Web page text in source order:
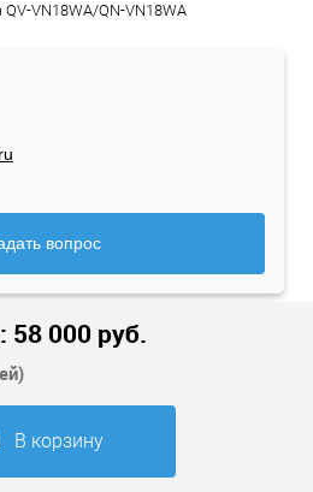
VN18WA/QN-VN18WA
вопрос
58 000 руб.
В корзину